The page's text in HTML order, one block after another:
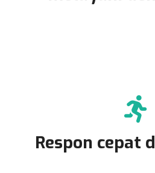
Respon cepat